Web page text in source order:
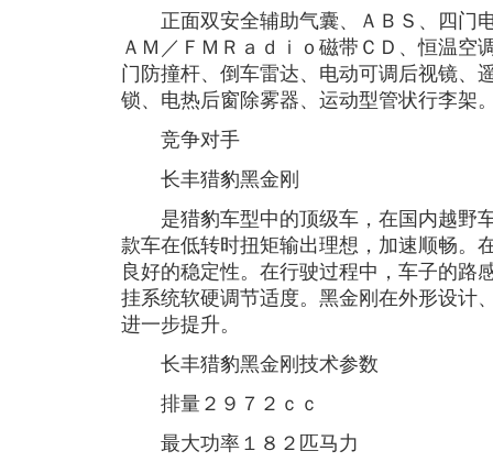
正面双安全辅助气囊、ＡＢＳ、四门
ＡＭ／ＦＭＲａｄｉｏ磁带ＣＤ、恒温空
门防撞杆、倒车雷达、电动可调后视镜、
锁、电热后窗除雾器、运动型管状行李架
竞争对手
长丰猎豹黑金刚
是猎豹车型中的顶级车，在国内越野
款车在低转时扭矩输出理想，加速顺畅。
良好的稳定性。在行驶过程中，车子的路
挂系统软硬调节适度。黑金刚在外形设计
进一步提升。
长丰猎豹黑金刚技术参数
排量２９７２ｃｃ
最大功率１８２匹马力